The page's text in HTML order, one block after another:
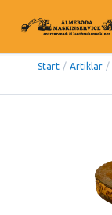
Start / Artiklar /